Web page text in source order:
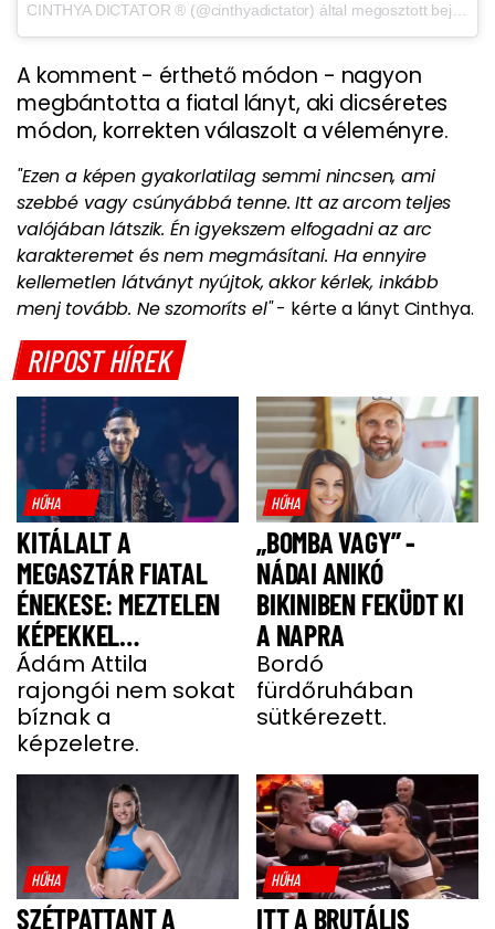
CINTHYA DICTATOR ® (@cinthyadictator) által megosztott bejegyzés
A komment - érthető módon - nagyon
megbántotta a fiatal lányt, aki dicséretes
módon, korrekten válaszolt a véleményre.
"Ezen a képen gyakorlatilag semmi nincsen, ami
szebbé vagy csúnyábbá tenne. Itt az arcom teljes
valójában látszik. Én igyekszem elfogadni az arc
karakteremet és nem megmásítani. Ha ennyire
kellemetlen látványt nyújtok, akkor kérlek, inkább
menj tovább. Ne szomoríts el"- kérte a lányt Cinthya.
RIPOST HÍREK
HŰHA
KITÁLALT A
MEGASZTÁR FIATAL
ÉNEKESE: MEZTELEN
KÉPEKKEL
HALMOZZÁK EL A
RAJONGÓI
Ádám Attila
rajongói nem sokat
bíznak a
képzeletre.
HŰHA
„BOMBA VAGY” -
NÁDAI ANIKÓ
BIKINIBEN FEKÜDT KI
A NAPRA
Bordó
fürdőruhában
sütkérezett.
HŰHA
SZÉTPATTANT A
HŰHA
ITT A BRUTÁLIS